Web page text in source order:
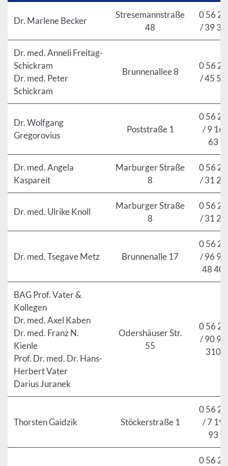
Dr. Marlene Becker
Stresemannstraße
48
0 56 21
/ 39 30
Dr. med. Anneli Freitag-
Schickram
Dr. med. Peter
Schickram
Brunnenallee 8
0 56 21
/ 45 51
Dr. Wolfgang
Gregorovius
Poststraße 1
0 56 21
/ 9 16
63
Dr. med. Angela
Kaspareit
Marburger Straße
8
0 56 21
/ 31 25
Dr. med. Ulrike Knoll
Marburger Straße
8
0 56 21
/ 31 25
Dr. med. Tsegave Metz Brunnenalle 17
0 56 21
/ 96 94
48 40
BAG Prof. Vater &
Kollegen
Dr. med. Axel Kaben
Dr. med. Franz N.
Kienle
Prof. Dr. med. Dr. Hans-
Herbert Vater
Darius Juranek
Odershäuser Str.
55
0 56 21
/ 90 96
310
Thorsten Gaidzik Stöckerstraße 1
0 56 21
/ 7 19
93
0 56 21